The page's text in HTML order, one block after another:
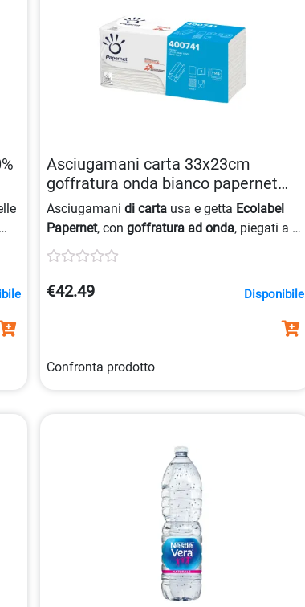
Asciugamani carta 33x23cm
goffratura onda bianco papernet
58013924407418
Asciugamanidi carta usa e getta Ecolabel
Papernet, congoffratura ad onda, piegati a C,
due veli incollati, alta qualità, formato 33×23
cm.
€42.49 Disponibile
Confronta prodotto